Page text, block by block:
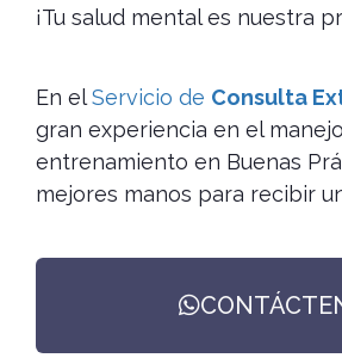
¡Tu salud mental es nuestra
En elServicio de Consulta
gran experiencia en el
entrenamiento en Buenas
mejores manos para recibir